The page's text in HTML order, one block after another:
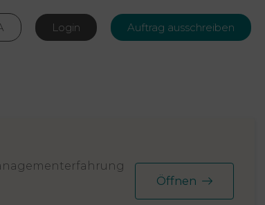
Login Auftrag ausschreiben
Öffnen